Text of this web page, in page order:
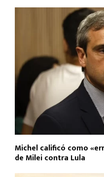
Michel calificó como
de Milei contra Lula